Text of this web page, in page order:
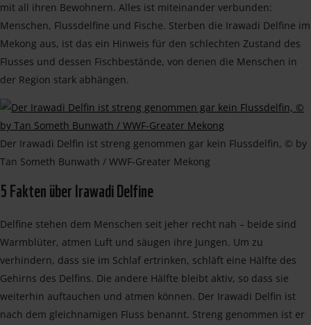
mit all ihren Bewohnern. Alles ist miteinander verbunden:
Menschen, Flussdelfine und Fische. Sterben die Irawadi Delfine im
Mekong aus, ist das ein Hinweis für den schlechten Zustand des
Flusses und dessen Fischbestände, von denen die Menschen in
der Region stark abhängen.
Der Irawadi Delfin ist streng genommen gar kein Flussdelfin, © by
Tan Someth Bunwath / WWF-Greater Mekong
5 Fakten über Irawadi Delfine
Delfine stehen dem Menschen seit jeher recht nah – beide sind
Warmblüter, atmen Luft und säugen ihre Jungen. Um zu
verhindern, dass sie im Schlaf ertrinken, schläft eine Hälfte des
Gehirns des Delfins. Die andere Hälfte bleibt aktiv, so dass sie
weiterhin auftauchen und atmen können. Der Irawadi Delfin ist
nach dem gleichnamigen Fluss benannt. Streng genommen ist er